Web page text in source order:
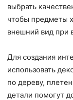
выбрать
чтобы предметы
внешний вид при
Для создания
использовать
по дереву,
детали помогут